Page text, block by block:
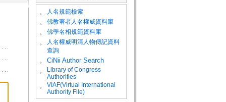
。 人名規範檢索
。 佛教著者人名權威資料庫
。 佛學名相規範資料庫
。
人名權威明清人物傳記資料
查詢
。
CiNii Author Search
。
Library of Congress
Authorities
。
VIAF(Virtual International
Authority File)